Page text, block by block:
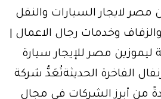
مصر لايجار السيارات والنقل
وخدمات رجال الاعمال |
ليموزين مصر للإيجار سيارة
الفاخرة الحديثةتُعَدُّ شركة
من أبرز الشركات في مجال